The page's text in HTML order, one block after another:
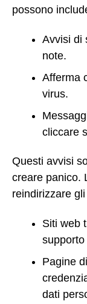
possono
Avvisi di
note.
Afferma
virus.
cliccare
Questi avvisi
creare panico.
reindirizzare
Siti web
Pagine
dati